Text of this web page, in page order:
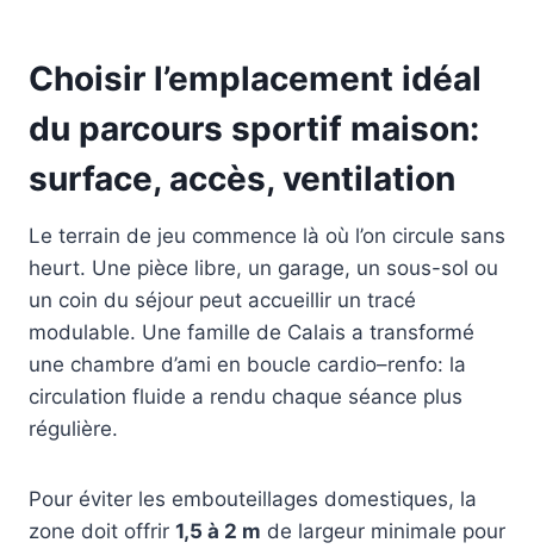
Choisir l’emplacement idéal
du parcours sportif maison:
surface, accès, ventilation
Le terrain de jeu commence là où l’on circule sans
heurt. Une pièce libre, un garage, un sous-sol ou
un coin du séjour peut accueillir un tracé
modulable. Une famille de Calais a transformé
une chambre d’ami en boucle cardio–renfo: la
circulation fluide a rendu chaque séance plus
régulière.
Pour éviter les embouteillages domestiques, la
zone doit offrir 1,5 à 2 m de largeur minimale pour